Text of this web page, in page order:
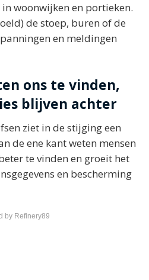
woonwijken en portieken.
de stoep, buren of de
en meldingen
ons te vinden,
blijven achter
ziet in de stijging een
de ene kant weten mensen
te vinden en groeit het
en bescherming
by Refinery89